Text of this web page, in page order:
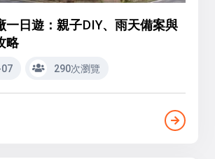
一日遊：親子DIY、雨天備案與
略
290次瀏覽